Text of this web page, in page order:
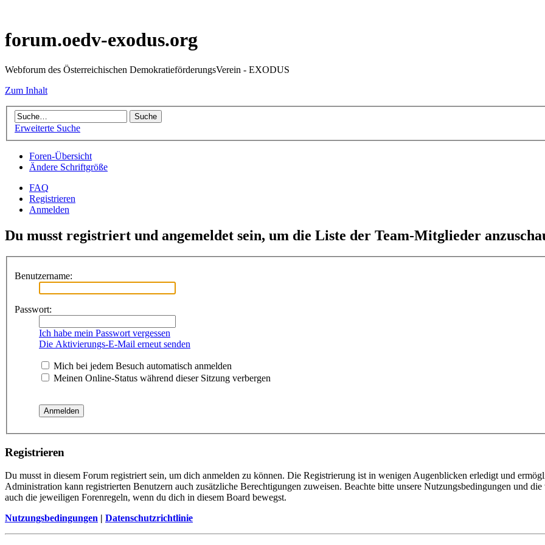
forum.oedv-exodus.org
Webforum des Österreichischen DemokratieförderungsVerein - EXODUS
Zum Inhalt
Erweiterte Suche
Foren-Übersicht
Ändere Schriftgröße
FAQ
Registrieren
Anmelden
Du musst registriert und angemeldet sein, um die Liste der Team-Mitglieder
Benutzername:
Passwort:
Ich habe mein Passwort vergessen
Die Aktivierungs-E-Mail erneut senden
Mich bei jedem Besuch automatisch anmelden
Meinen Online-Status während dieser Sitzung verbergen
Registrieren
Du musst in diesem Forum registriert sein, um dich anmelden zu können. Die Registrierung ist in wenigen Augenblicken erledigt und
Administration kann registrierten Benutzern auch zusätzliche Berechtigungen zuweisen. Beachte bitte unsere Nutzungsbedingungen und
auch die jeweiligen Forenregeln, wenn du dich in diesem Board bewegst.
Nutzungsbedingungen | Datenschutzrichtlinie